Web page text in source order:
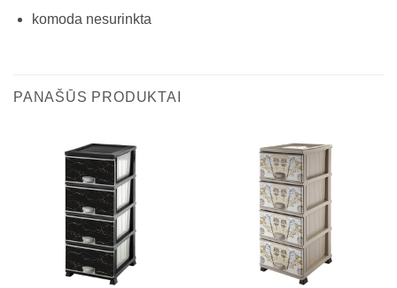
komoda nesurinkta
PANAŠŪS PRODUKTAI